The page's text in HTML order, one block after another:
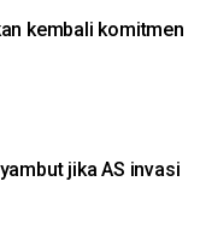
kembali komitmen
jika AS invasi